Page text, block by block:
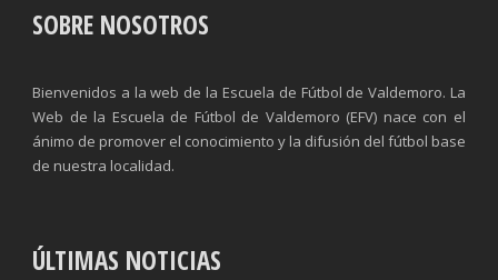
SOBRE NOSOTROS
Bienvenidos a la web de la Escuela de Fútbol de Valdemoro. La
Web de la Escuela de Fútbol de Valdemoro (EFV) nace con el
ánimo de promover el conocimiento y la difusión del fútbol base
de nuestra localidad.
ÚLTIMAS NOTICIAS